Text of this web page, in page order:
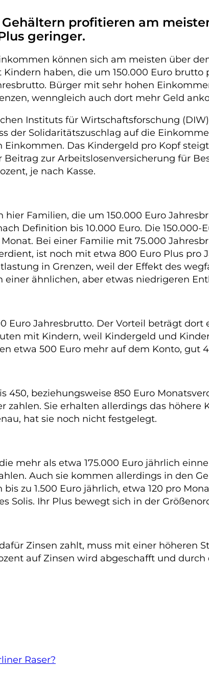
profitieren am
geringer.
können sich am meisten über
haben, die um 150.000 Euro
Bürger mit sehr hohen
wenngleich auch dort mehr Geld
Instituts für Wirtschaftsforschung
der Solidaritätszuschlag auf die
Das Kindergeld pro Kopf
zur Arbeitslosenversicherung für
je nach Kasse.
Familien, die um 150.000 Euro
Definition bis 10.000 Euro. Die 150.000-
Bei einer Familie mit 75.000
ist noch mit etwa 800 Euro Plus pro
in Grenzen, weil der Effekt des
ähnlichen, aber etwas niedrigeren
Jahresbrutto. Der Vorteil beträgt dort
mit Kindern, weil Kindergeld und
etwa 500 Euro mehr auf dem Konto, gut
450, beziehungsweise 850 Euro
zahlen. Sie erhalten allerdings das
hat sie noch nicht festgelegt.
mehr als etwa 175.000 Euro jährlich
Auch sie kommen allerdings in den
zu 1.500 Euro jährlich, etwa 120 pro
Solis. Ihr Plus bewegt sich in der
Zinsen zahlt, muss mit einer höheren
auf Zinsen wird abgeschafft und
Raser?